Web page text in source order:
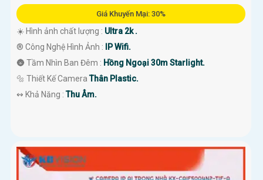
Giá Khuyến Mại: 30%
☀️ Hình ảnh chất lượng : Ultra 2k .
®️ Công Nghệ Hình Ảnh :
IP Wifi.
🌚 Tầm Nhìn Ban Đêm : Hồng Ngoại 30m Starlight.
🔩 Thiết Kế CameraThân Plastic.
️↭ Khả Năng :Thu Âm.